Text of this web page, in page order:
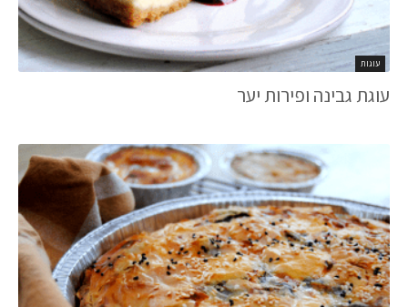
עוגות
עוגת גבינה ופירות יער